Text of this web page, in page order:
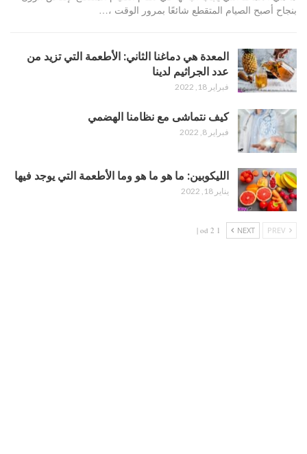
بنجاح أصبح الصيام المتقطع شائعًا بمرور الوقت ،…
المعدة هي دماغنا الثاني: الأطعمة التي تزيد من
عدد الجراثيم لدينا
فبراير 18, 2022
كيف نتماشى مع نظامنا الهضمي
فبراير 8, 2022
الليكوبين: ما هو ما هو وما الأطعمة التي يوجد فيها
يناير 18, 2022
NEXT
1 od 2 |